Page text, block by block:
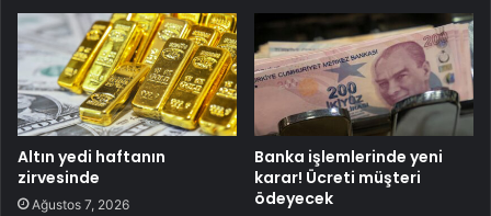
Altın yedi haftanın
zirvesinde
Ağustos 7, 2026
Banka işlemlerinde yeni
karar! Ücreti müşteri
ödeyecek